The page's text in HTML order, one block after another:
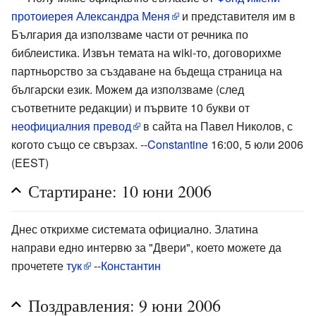
протоиерея Александра Меня
и представителя им в
България да използваме части от речника по
библеистика. Извън темата на wiki-то, договорихме
партньорство за създаване на бъдеща страница на
български език. Можем да използваме (след
съответните редакции) и първите 10 букви от
неофициалния превод
в сайта на Павел Николов, с
когото също се свързах. --Constantine 16:00, 5 юли 2006
(EEST)
Стартиране: 10 юни 2006
Днес открихме системата официално. Златина
направи едно интервю за "Двери", което можете да
прочетететук --Константин
Поздравления: 9 юни 2006